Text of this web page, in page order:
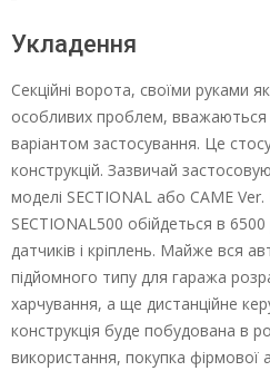
Укладення
Секційні ворота, своїми руками
особливих проблем, вважаються
варіантом застосування. Це
конструкцій. Зазвичай
моделі SЕСТIОNАL або САМЕ Ver.
SЕСТIОNАL500 обійдеться в
датчиків і кріплень. Майже вся
підйомного типу для гаража
харчування, а ще дистанційне
конструкція буде побудована в
використання, покупка